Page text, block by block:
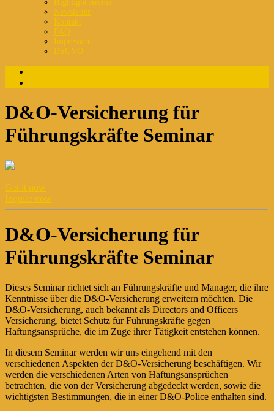
Highlight Archiv
Newsletter
Kontakt
FAQ
Impressum
DSGVO
D&O-Versicherung für
Führungskräfte Seminar
Get it now
Inquire now
D&O-Versicherung für
Führungskräfte Seminar
Dieses Seminar richtet sich an Führungskräfte und Manager, die ihre
Kenntnisse über die D&O-Versicherung erweitern möchten. Die
D&O-Versicherung, auch bekannt als Directors and Officers
Versicherung, bietet Schutz für Führungskräfte gegen
Haftungsansprüche, die im Zuge ihrer Tätigkeit entstehen können.
In diesem Seminar werden wir uns eingehend mit den
verschiedenen Aspekten der D&O-Versicherung beschäftigen. Wir
werden die verschiedenen Arten von Haftungsansprüchen
betrachten, die von der Versicherung abgedeckt werden, sowie die
wichtigsten Bestimmungen, die in einer D&O-Police enthalten sind.